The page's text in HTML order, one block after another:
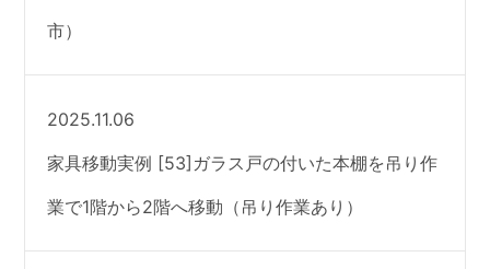
市）
2025.11.06
家具移動実例 [53]ガラス戸の付いた本棚を吊り作
業で1階から2階へ移動（吊り作業あり）